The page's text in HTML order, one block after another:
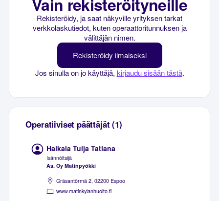
Rekisteröidy, ja saat näkyville yrityksen tarkat
verkkolaskutiedot, kuten operaattoritunnuksen ja
välittäjän nimen.
Rekisteröidy ilmaiseksi
Jos sinulla on jo käyttäjä, kirjaudu sisään tästä.
Operatiiviset päättäjät (1)
Haikala Tuija Tatiana
Isännöitsijä
As. Oy Matinpyökki
Gräsantörmä 2, 02200 Espoo
www.matinkylanhuolto.fi